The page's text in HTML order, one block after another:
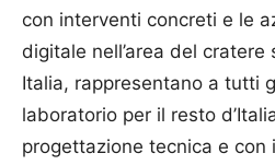
con interventi concreti e le
digitale nell’area del
Italia, rappresentano a tutti
laboratorio per il resto
progettazione tecnica e con